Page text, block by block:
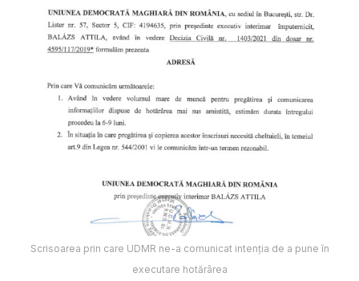
Scrisoarea prin care UDMR ne-a comunicat intenția de a pune în
executare hotărârea